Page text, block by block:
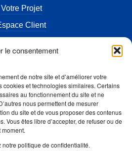
le consentement
de notre site et d’améliorer votre
cookies et technologies similaires. Certains
au fonctionnement du site et ne
nous permettent de mesurer
du site et de vous proposer des contenus
Vous êtes libre d’accepter, de refuser ou de
politique de confidentialité.
Votre Projet
Client
Actualités
FAQ
Contact
légales
Artisan